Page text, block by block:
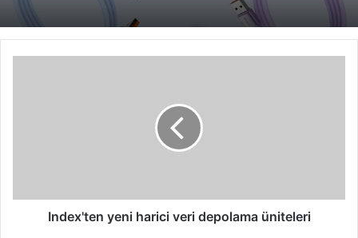
Index'ten yeni harici veri depolama üniteleri